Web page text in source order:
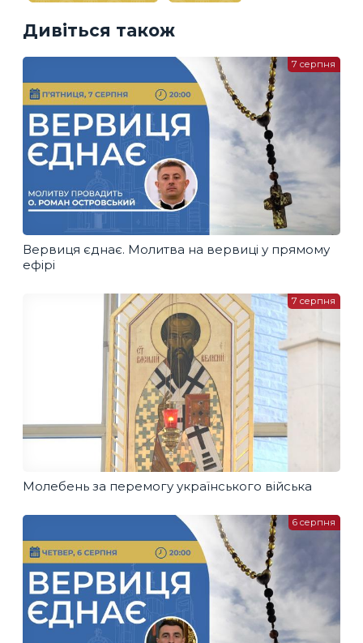
Дивіться також
Вервиця єднає. Молитва на вервиці у прямому
ефірі
7 серпня
Молебень за перемогу українського війська
7 серпня
6 серпня